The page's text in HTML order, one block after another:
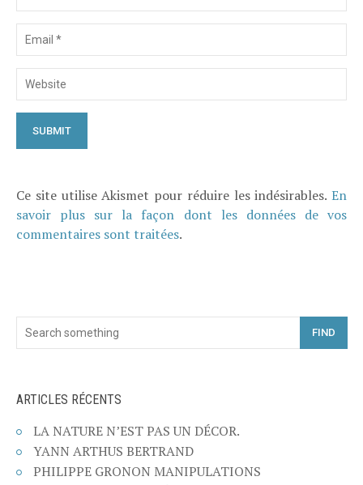
Ce site utilise Akismet pour réduire les indésirables. En
savoir plus sur la façon dont les données de vos
commentaires sont traitées.
FIND
ARTICLES RÉCENTS
LA NATURE N’EST PAS UN DÉCOR.
YANN ARTHUS BERTRAND
PHILIPPE GRONON MANIPULATIONS